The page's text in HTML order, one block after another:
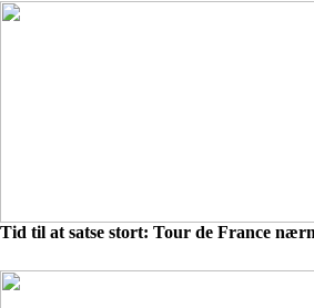
Tid til at satse stort: Tour de France